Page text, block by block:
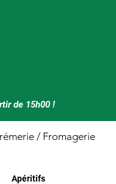
de 15h00 !
/ Fromagerie
Apéritifs